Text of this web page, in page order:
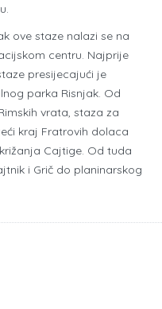
ove staze nalazi se na
centru. Najprije
presijecajući je
parka Risnjak. Od
vrata, staza za
kraj Fratrovih dolaca
Cajtige. Od tuda
i Grič do planinarskog